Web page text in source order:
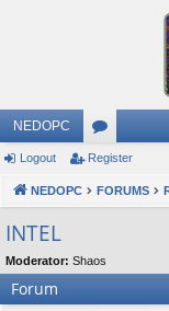
NEDOPC
or
u
s
Logout Register
NEDOPC FORUMS
INTEL
Moderator: Shaos
Forum